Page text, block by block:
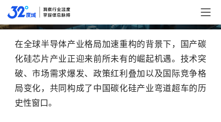
国产碳化硅芯片崛起机遇
在全球半导体产业格局加速重构的背景下，国产碳
化硅芯片产业正迎来前所未有的崛起机遇。技术突
破、市场需求爆发、政策红利叠加以及国际竞争格
局变化，共同构成了中国碳化硅产业弯道超车的历
史性窗口。